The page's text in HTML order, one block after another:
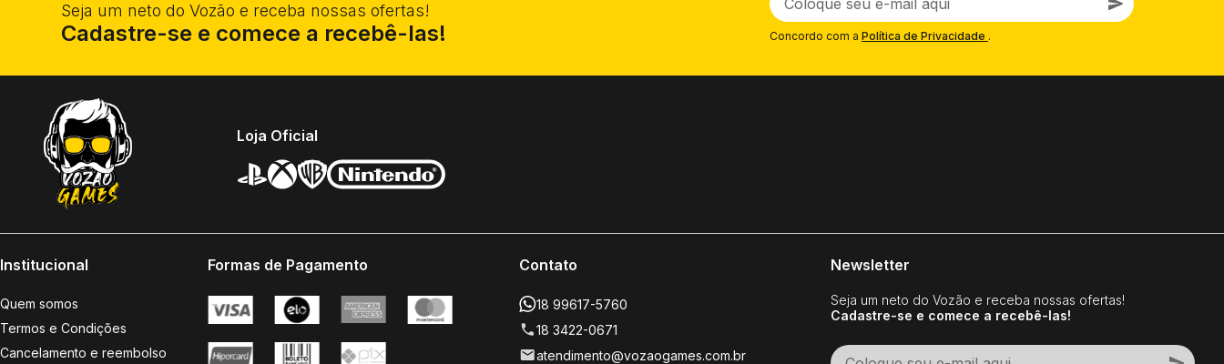
Seja um neto do Vozão e receba nossas ofertas!
Cadastre-se e comece a recebê-las! Concordo com a Política de Privacidade .
Loja Oficial
Institucional
Quem somos
Termos e Condições
Cancelamento e reembolso
Formas de Pagamento Contato
18 99617-5760
18 3422-0671
atendimento@vozaogames.com.br
Newsletter
Seja um neto do Vozão e receba nossas ofertas!
Cadastre-se e comece a recebê-las!